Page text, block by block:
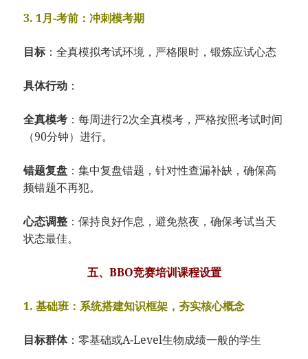
3. 1月-考前：冲刺模考期
目标：全真模拟考试环境，严格限时，锻炼应试心态
具体行动 ：
全真模考 ：每周进行2次全真模考，严格按照考试时间
（90分钟）进行。
错题复盘 ：集中复盘错题，针对性查漏补缺，确保高
频错题不再犯。
心态调整 ：保持良好作息，避免熬夜，确保考试当天
状态最佳。
五、BBO竞赛培训课程设置
1. 基础班：系统搭建知识框架，夯实核心概念
目标群体：零基础或A-Level生物成绩一般的学生